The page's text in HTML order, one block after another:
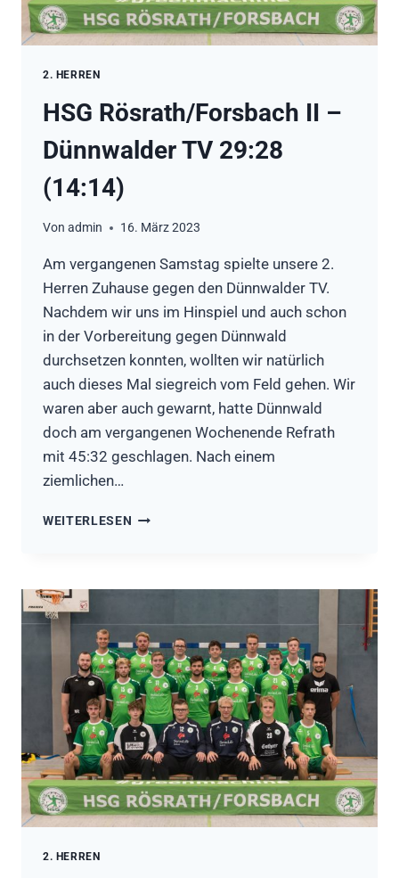
2. HERREN
HSG Rösrath/Forsbach II –
Dünnwalder TV 29:28
(14:14)
Von admin 16. März 2023
Am vergangenen Samstag spielte unsere 2.
Herren Zuhause gegen den Dünnwalder TV.
Nachdem wir uns im Hinspiel und auch schon
in der Vorbereitung gegen Dünnwald
durchsetzen konnten, wollten wir natürlich
auch dieses Mal siegreich vom Feld gehen. Wir
waren aber auch gewarnt, hatte Dünnwald
doch am vergangenen Wochenende Refrath
mit 45:32 geschlagen. Nach einem
ziemlichen…
WEITERLESEN HSG
DÜNNWALDER
29:28
(14:14)
2. HERREN